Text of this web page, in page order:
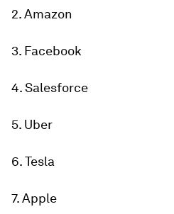
2. Amazon
3. Facebook
4. Salesforce
5. Uber
6. Tesla
7. Apple